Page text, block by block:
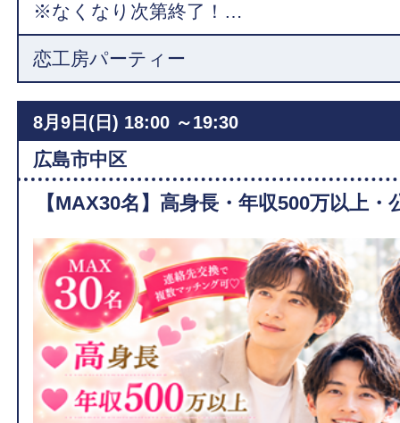
※なくなり次第終了！…
恋工房パーティー
8月9日(日) 18:00 ～19:30
広島市中区
【MAX30名】高身長・年収500万以上